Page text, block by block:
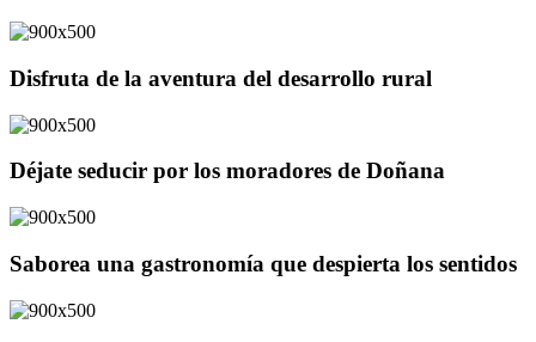
Disfruta de la aventura del desarrollo rural
Déjate seducir por los moradores de Doñana
Saborea una gastronomía que despierta los sentidos